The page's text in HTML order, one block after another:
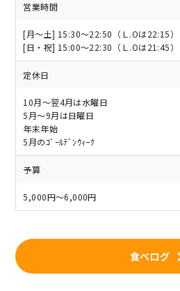
営業時間
[月～土] 15:30～22:50（Ｌ.Oは22:15）
[日・祝] 15:00～22:30（Ｌ.Oは21:45）
定休日
10月〜翌4月は水曜日
5月〜9月は日曜日
年末年始
5月のｺﾞｰﾙﾃﾞﾝｳｨｰｸ
予算
5,000円～6,000円
食べログ